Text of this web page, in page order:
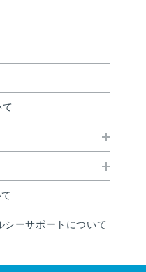
シーサポートについて